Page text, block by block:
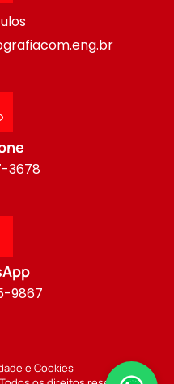
3678
9867
e Cookies